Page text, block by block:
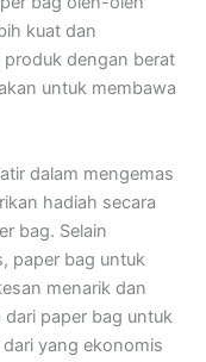
kuat dan
dengan berat
untuk membawa
dalam mengemas
hadiah secara
bag. Selain
paper bag untuk
menarik dan
paper bag untuk
yang ekonomis